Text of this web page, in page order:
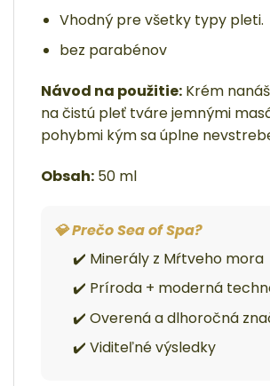
Vhodný pre všetky typy pleti.
bez parabénov
Návod na použitie: Krém
na čistú pleť tváre jemnými
pohybmi kým sa úplne
Obsah: 50 ml
💎 Prečo Sea of Spa?
✔️ Minerály z Mŕtveho mora
✔️ Príroda + moderná
✔️ Overená a dlhoročná
✔️ Viditeľné výsledky